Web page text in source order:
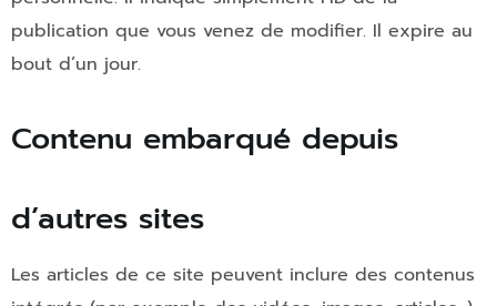
publication que vous venez de modifier. Il expire au
bout d’un jour.
Contenu embarqué depuis
d’autres sites
Les articles de ce site peuvent inclure des contenus